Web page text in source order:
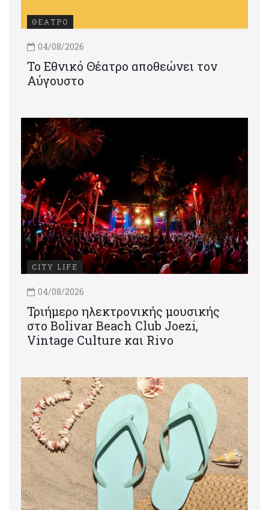
ΘΕΑΤΡΟ
04/08/2026
Το Εθνικό Θέατρο αποθεώνει τον
Αύγουστο
CITY LIFE
04/08/2026
Τριήμερο ηλεκτρονικής μουσικής
στο Bolivar Beach Club Joezi,
Vintage Culture και Rivo